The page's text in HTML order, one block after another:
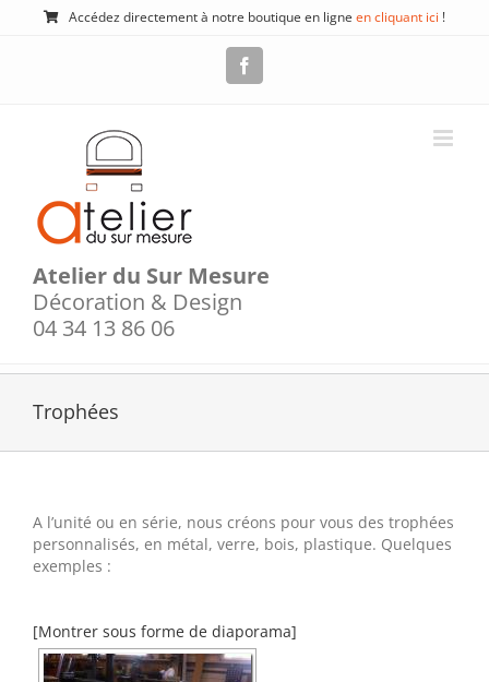
Passer
Accédez directement à notre boutique en ligne en cliquant ici !
Atelier du Sur Mesure
Décoration & Design
04 34 13 86 06
Trophées
A l’unité ou en série, nous créons pour vous des trophées
personnalisés, en métal, verre, bois, plastique. Quelques
exemples :
[Montrer sous forme de diaporama]